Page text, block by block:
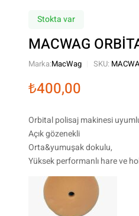
Stokta var
MACWAG
Marka:MacWag SKU:
₺400,00
Orbital polisaj makinesi
Açık gözenekli
Orta&yumuşak dokulu,
Yüksek performanlı hare ve